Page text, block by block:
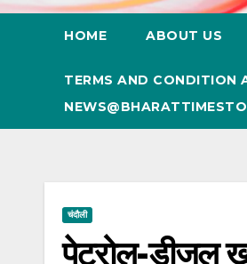
HOME ABOUT US
TERMS AND CONDITION
चंदौली
पेट्रोल-डीजल